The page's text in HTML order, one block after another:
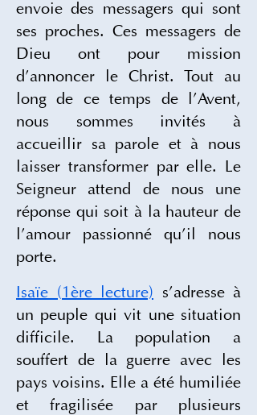
envoie des messagers qui sont
ses proches. Ces messagers de
Dieu ont pour mission
d’annoncer le Christ. Tout au
long de ce temps de l’Avent,
nous sommes invités à
accueillir sa parole et à nous
laisser transformer par elle. Le
Seigneur attend de nous une
réponse qui soit à la hauteur de
l’amour passionné qu’il nous
porte.
Isaïe (1ère lecture) s’adresse à
un peuple qui vit une situation
difficile. La population a
souffert de la guerre avec les
pays voisins. Elle a été humiliée
et fragilisée par plusieurs